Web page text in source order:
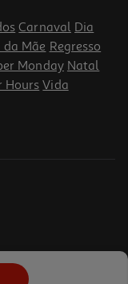
Carnaval Dia
da Mãe Regresso
Monday Natal
Hours Vida